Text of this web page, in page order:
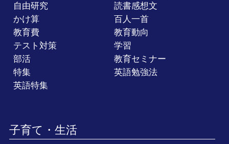
自由研究
読書感想文
かけ算
百人一首
教育費
教育動向
テスト対策
学習
部活
教育セミナー
特集
英語勉強法
英語特集
子育て・生活